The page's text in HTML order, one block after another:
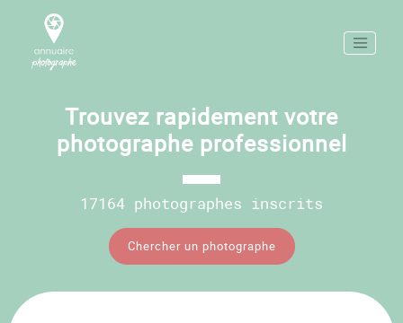
Trouvez rapidement votre
photographe professionnel
17164 photographes inscrits
Chercher un photographe